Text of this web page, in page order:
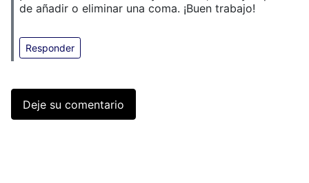
de añadir o eliminar una coma. ¡Buen trabajo!
Responder
Deje su comentario